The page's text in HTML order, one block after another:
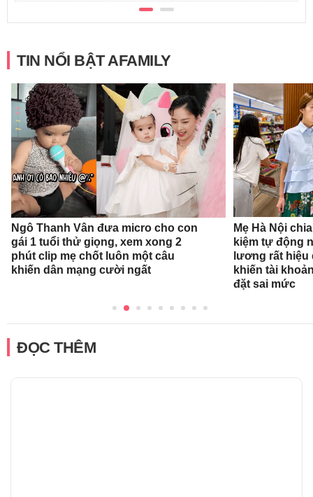
TIN NỔI BẬT AFAMILY
Ngô Thanh Vân đưa micro cho con
gái 1 tuổi thử giọng, xem xong 2
phút clip mẹ chốt luôn một câu
khiến dân mạng cười ngất
Mẹ Hà Nội
kiệm tự động
lương rất
khiến tài
đặt sai mức
ĐỌC THÊM